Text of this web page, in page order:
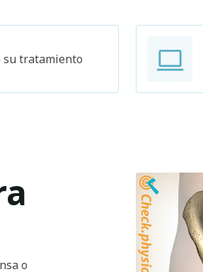
su tratamiento
o